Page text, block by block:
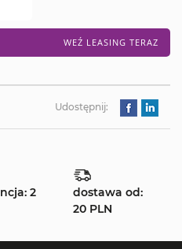
WEŹ LEASING TERAZ
Udostępnij:
2
dostawa od:
20 PLN